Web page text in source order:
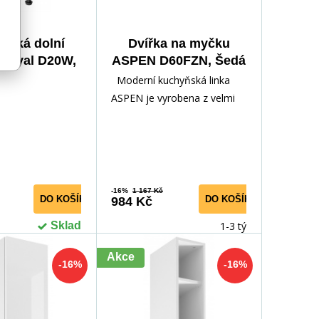
dolní
D20W,
Bílá
DO KOŠÍKU
Skladem
Dvířka na myčku
ASPEN D60FZN, Šedá
Moderní kuchyňská linka
ASPEN je vyrobena z velmi
-16% 1 167 Kč
984 Kč DO KOŠÍKU
1-3 týdny
-16% -16%
Akce